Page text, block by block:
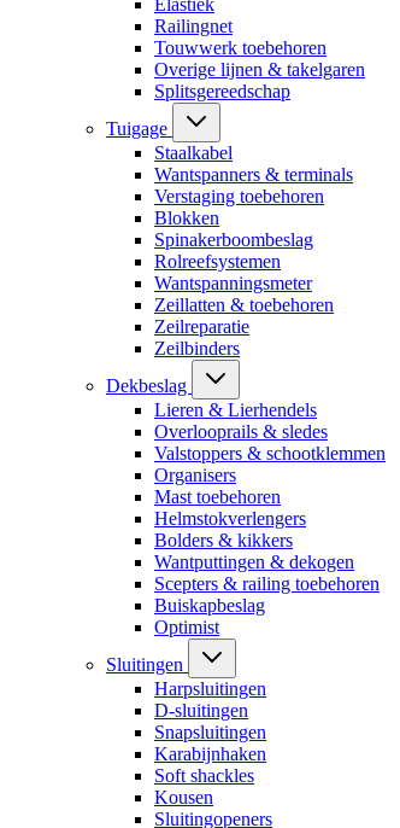
Elastiek
Railingnet
Touwwerk toebehoren
Overige lijnen & takelgaren
Splitsgereedschap
Tuigage
Staalkabel
Wantspanners & terminals
Verstaging toebehoren
Blokken
Spinakerboombeslag
Rolreefsystemen
Wantspanningsmeter
Zeillatten & toebehoren
Zeilreparatie
Zeilbinders
Dekbeslag
Lieren & Lierhendels
Overlooprails & sledes
Valstoppers & schootklemmen
Organisers
Mast toebehoren
Helmstokverlengers
Bolders & kikkers
Wantputtingen & dekogen
Scepters & railing toebehoren
Buiskapbeslag
Optimist
Sluitingen
Harpsluitingen
D-sluitingen
Snapsluitingen
Karabijnhaken
Soft shackles
Kousen
Sluitingopeners